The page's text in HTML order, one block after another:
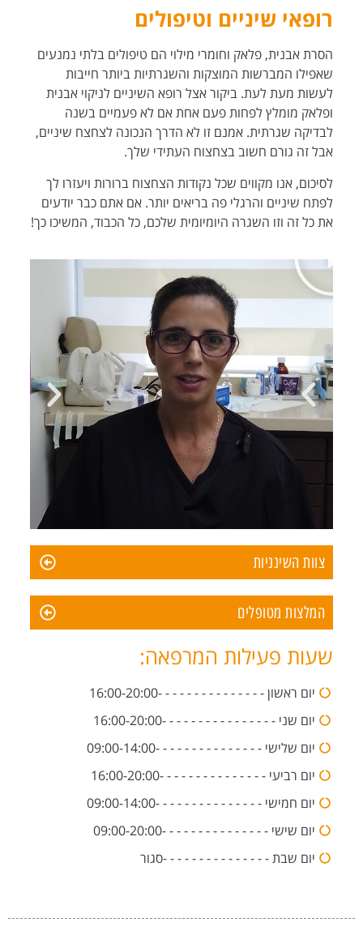
רופאי שיניים וטיפולים
הסרת אבנית, פלאק וחומרי מילוי הם טיפולים בלתי נמנעים
שאפילו המברשות המוצקות והשגרתיות ביותר חייבות
לעשות מעת לעת. ביקור אצל רופא השיניים לניקוי אבנית
ופלאק מומלץ לפחות פעם אחת אם לא פעמיים בשנה
לבדיקה שגרתית. אמנם זו לא הדרך הנכונה לצחצח שיניים,
אבל זה גורם חשוב בצחצוח העתידי שלך.
לסיכום, אנו מקווים שכל נקודות הצחצוח ברורות ויעזרו לך
לפתח שיניים והרגלי פה בריאים יותר. אם אתם כבר יודעים
את כל זה וזו השגרה היומיומית שלכם, כל הכבוד, המשיכו כך!
צוות השינניות
המלצות מטופלים
שעות פעילות המרפאה:
יום ראשון - - - - - - - - - - - - - - -16:00-20:00
יום שני - - - - - - - - - - - - - - - -16:00-20:00
יום שלישי - - - - - - - - - - - - - - -09:00-14:00
יום רביעי - - - - - - - - - - - - - - -16:00-20:00
יום חמישי - - - - - - - - - - - - - - -09:00-14:00
יום שישי - - - - - - - - - - - - - - -09:00-20:00
יום שבת - - - - - - - - - - - - - - -סגור